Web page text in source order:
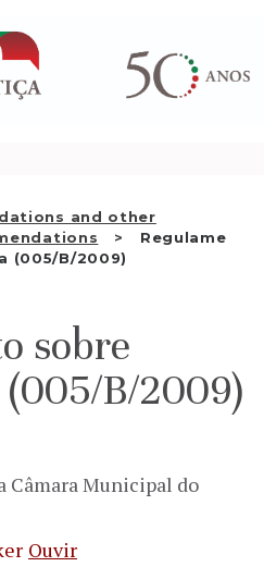
and other
Regulame
(005/B/2009)
AS
RIGHTS
sobre
(005/B/2009)
Câmara Municipal do
Ouvir